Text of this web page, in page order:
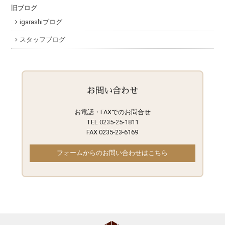
旧ブログ
igarashiブログ
スタッフブログ
お問い合わせ
お電話・FAXでのお問合せ
TEL 0235-25-1811
FAX 0235-23-6169
フォームからのお問い合わせはこちら